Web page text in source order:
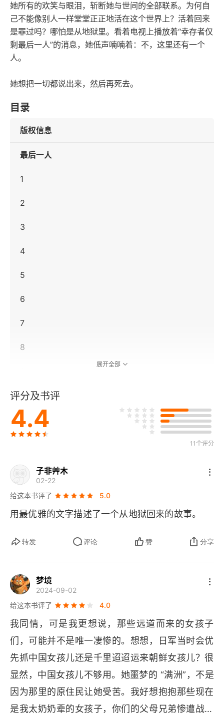
她所有的欢笑与眼泪，斩断她与世间的全部联系。为何自
己不能像别人一样堂堂正正地活在这个世界上？活着回来
是罪过吗？哪怕是从地狱里。看着电视上播放着“幸存者仅
剩最后一人”的消息，她低声喃喃着：不，这里还有一个
人。
她想把一切都说出来，然后再死去。
目录
版权信息
最后一人
1
2
3
4
5
6
7
8
10
11
13
14
15
16
作者的话
参考资料
展开全部
评分及书评
4.4
11个评分
子非艸木
02-22
给这本书评了
5.0
用最优雅的文字描述了一个从地狱回来的故事。
转发 评论 赞 分享
梦境
2024-09-02
给这本书评了
4.0
我同情，可是我更想说，那些远道而来的女孩子
们，可能并不是唯一凄惨的。想想，日军当时会优
先抓中国女孩儿还是千里迢迢运来朝鲜女孩儿？很
显然，中国女孩儿不够用。她噩梦的 “满洲”，不是
因为那里的原住民让她受苦。我好想抱抱那些现在
是我太奶奶辈的女孩子，你们的父母兄弟惨遭战争